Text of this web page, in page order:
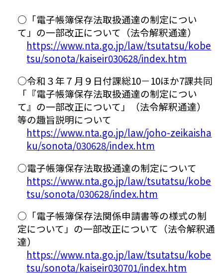
○「電子帳簿保存法取扱通達の制定につい
て」の一部改正について（法令解釈通達）
https://www.nta.go.jp/law/tsutatsu/kobe
tsu/sonota/kaiseir030628/index.htm
○令和３年７月９日付課総10－10ほか7課共同
「『電子帳簿保存法取扱通達の制定につい
て』の一部改正について」（法令解釈通達）
等の趣旨説明について
https://www.nta.go.jp/law/joho-zeikaisha
ku/sonota/030628/index.htm
○電子帳簿保存法取扱通達の制定について
https://www.nta.go.jp/law/tsutatsu/kobe
tsu/sonota/030628/index.htm
○「電子帳簿保存法関係申請書等の様式の制
定について」の一部改正について（法令解釈通
達）
https://www.nta.go.jp/law/tsutatsu/kobe
tsu/sonota/kaiseir030701/index.htm